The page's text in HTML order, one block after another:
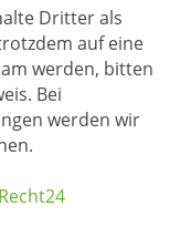
Dritter als
auf eine
werden, bitten
Bei
werden wir